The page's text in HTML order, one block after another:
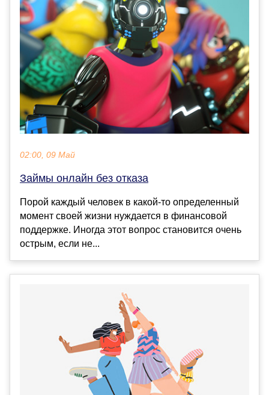
02:00, 09 Май
Займы онлайн без отказа
Порой каждый человек в какой-то определенный
момент своей жизни нуждается в финансовой
поддержке. Иногда этот вопрос становится очень
острым, если не...